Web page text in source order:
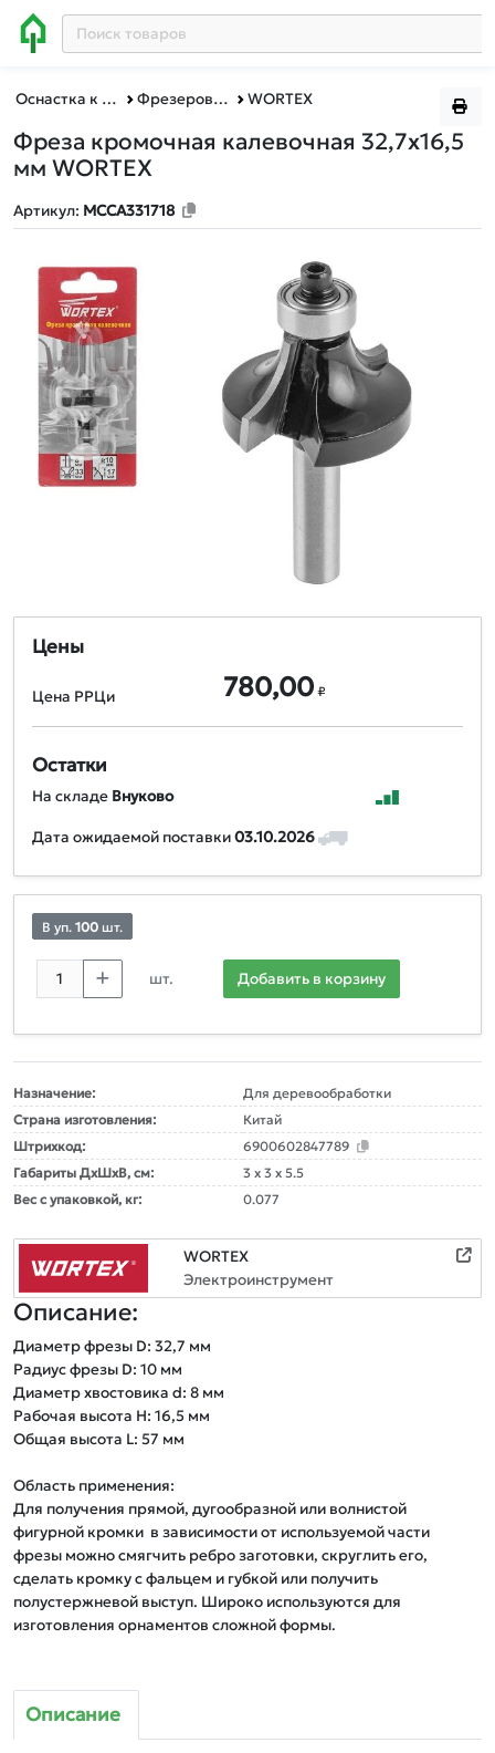
Оснастка к электроинструменту Фрезерование WORTEX
Фреза кромочная калевочная 32,7x16,5
мм WORTEX
Артикул: MCCA331718
Цены
Цена РРЦи 780,00 ₽
Остатки
На складе Внуково
Дата ожидаемой поставки03.10.2026
В уп. 100 шт.
шт. Добавить в корзину
Назначение:
Для деревообработки
Страна изготовления:
Китай
Штрихкод:
6900602847789
Габариты ДxШxВ, см:
3 x 3 x 5.5
Вес с упаковкой, кг:
0.077
WORTEX
Электроинструмент
Описание:
Диаметр фрезы D: 32,7 мм
Радиус фрезы D: 10 мм
Диаметр хвостовика d: 8 мм
Рабочая высота Н: 16,5 мм
Общая высота L: 57 мм
Область применения:
Для получения прямой, дугообразной или волнистой
фигурной кромки  в зависимости от используемой части
фрезы можно смягчить ребро заготовки, скруглить его,
сделать кромку с фальцем и губкой или получить
полустержневой выступ. Широко используются для
Описание